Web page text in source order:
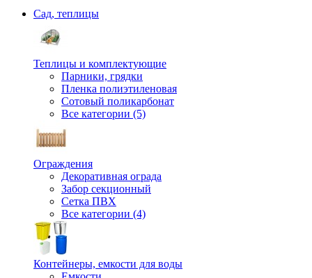
Сад, теплицы
Теплицы и комплектующие
Парники, грядки
Пленка полиэтиленовая
Сотовый поликарбонат
Все категории (5)
Ограждения
Декоративная ограда
Забор секционный
Сетка ПВХ
Все категории (4)
Контейнеры, емкости для воды